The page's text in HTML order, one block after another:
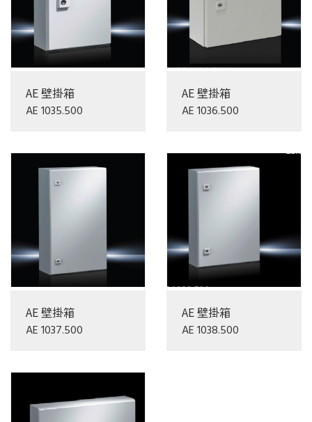
AE 壁掛箱
AE 1035.500
AE 壁掛箱
AE 1036.500
AE 壁掛箱
AE 1037.500
AE 壁掛箱
AE 1038.500